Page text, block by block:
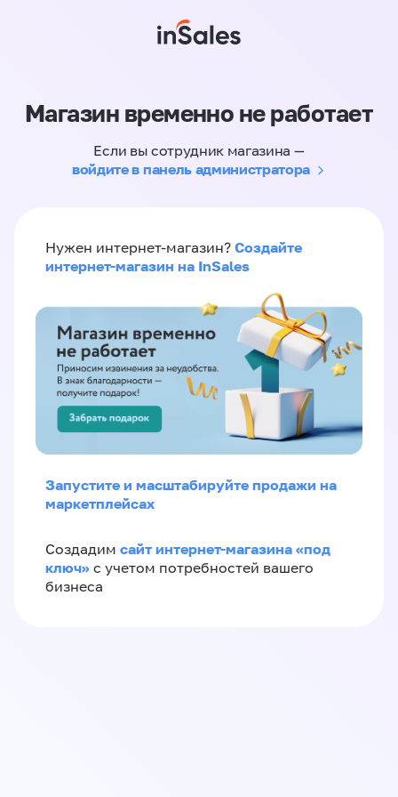
Магазин временно не работает
Если вы сотрудник магазина —
войдите в панель администратора
Нужен интернет-магазин? Создайте
интернет-магазин на InSales
Запустите и масштабируйте продажи на
маркетплейсах
Создадим сайт интернет-магазина «под
ключ» с учетом потребностей вашего
бизнеса